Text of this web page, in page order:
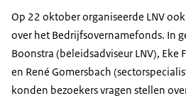
Op 22 oktober organiseerde LNV
over het Bedrijfsovernamefonds. In
Boonstra (beleidsadviseur LNV), Eke
en René Gomersbach
konden bezoekers vragen stellen